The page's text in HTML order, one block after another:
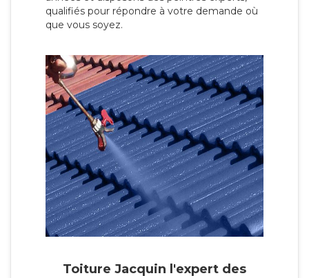
qualifiés pour répondre à votre demande où
que vous soyez.
Toiture Jacquin l'expert des